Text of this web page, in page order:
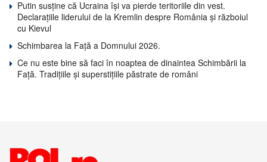
Putin susține că Ucraina își va pierde teritoriile din vest.
Declarațiile liderului de la Kremlin despre România și războiul
cu Kievul
Schimbarea la Față a Domnului 2026.
Ce nu este bine să faci în noaptea de dinaintea Schimbării la
Față. Tradițiile și superstițiile păstrate de români